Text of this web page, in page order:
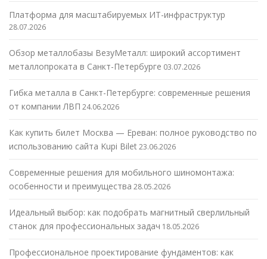
Платформа для масштабируемых ИТ-инфраструктур
28.07.2026
Обзор металлобазы ВезуМеталл: широкий ассортимент
металлопроката в Санкт-Петербурге 03.07.2026
Гибка металла в Санкт-Петербурге: современные решения
от компании ЛВП 24.06.2026
Как купить билет Москва — Ереван: полное руководство по
использованию сайта Kupi Bilet23.06.2026
Современные решения для мобильного шиномонтажа:
особенности и преимущества 28.05.2026
Идеальный выбор: как подобрать магнитный сверлильный
станок для профессиональных задач 18.05.2026
Профессиональное проектирование фундаментов: как